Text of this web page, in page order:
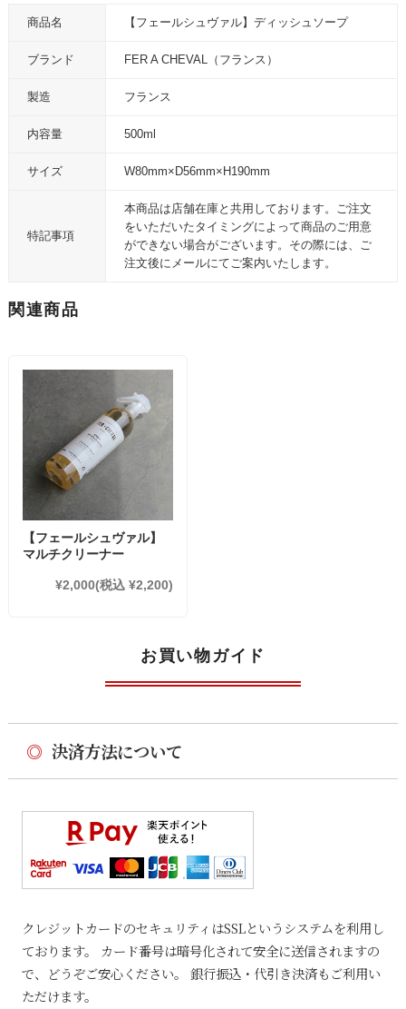
商品名 【フェールシュヴァル】ディッシュソープ
ブランド FER A CHEVAL（フランス）
製造 フランス
内容量 500ml
サイズ W80mm×D56mm×H190mm
特記事項
本商品は店舗在庫と共用しております。ご注文
をいただいたタイミングによって商品のご用意
ができない場合がございます。その際には、ご
注文後にメールにてご案内いたします。
関連商品
【フェールシュヴァル】
マルチクリーナー
¥2,000(税込 ¥2,200)
お買い物ガイド
◎ 決済方法について
クレジットカードのセキュリティはSSLというシステムを利用し
ております。 カード番号は暗号化されて安全に送信されますの
で、どうぞご安心ください。 銀行振込・代引き決済もご利用い
ただけます。